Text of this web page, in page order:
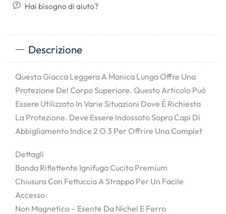
Hai bisogno di aiuto?
Descrizione
Questa Giacca Leggera A Manica Lunga Offre Una
Protezione Del Corpo Superiore. Questo Articolo Può
Essere Utilizzato In Varie Situazioni Dove È Richiesta
La Protezione. Deve Essere Indossato Sopra Capi Di
Abbigliamento Indice 2 O 3 Per Offrire Una Complet
Dettagli
Banda Riflettente Ignifuga Cucita Premium
Chiusura Con Fettuccia A Strappo Per Un Facile
Accesso
Non Magnetico – Esente Da Nichel E Ferro